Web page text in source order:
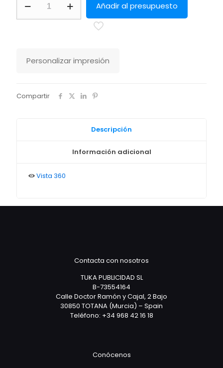
Viaje
Samir
Añadir al presupuesto
Personalizar impresión
Compartir
Descripción
Información adicional
Vista 360
Contacta con nosotros
TUKA PUBLICIDAD SL
B-73554164
Calle Doctor Ramón y Cajal, 2 Bajo
30850 TOTANA (Murcia) – Spain
Teléfono: +34 968 42 16 18
Conócenos